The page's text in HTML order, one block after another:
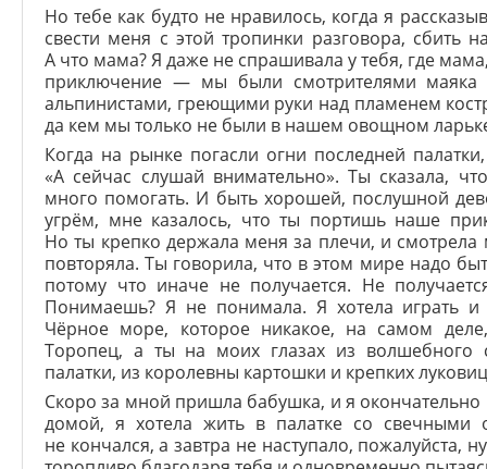
Но тебе как будто не нравилось, когда я
свести меня с этой тропинки разговора, сбить
А что мама? Я даже не спрашивала у тебя, где
приключение — мы были смотрителями
альпинистами, греющими руки над пламенем
да кем мы только не были в нашем овощном
Когда на рынке погасли огни последней
«А сейчас слушай внимательно». Ты сказала,
много помогать. И быть хорошей, послушной
угрём, мне казалось, что ты портишь наше
Но ты крепко держала меня за плечи, и смотрела
повторяла. Ты говорила, что в этом мире надо
потому что иначе не получается. Не
Понимаешь? Я не понимала. Я хотела играть и
Чёрное море, которое никакое, на самом
Торопец, а ты на моих глазах из волшебного
палатки, из королевны картошки и крепких
Скоро за мной пришла бабушка, и я окончательно
домой, я хотела жить в палатке со свечными
не кончался, а завтра не наступало, пожалуйста,